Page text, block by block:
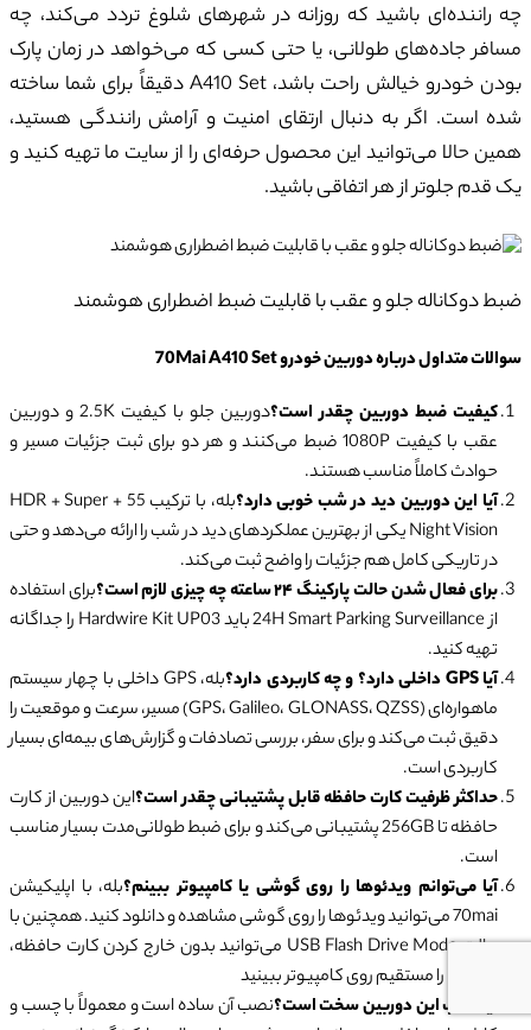
چه راننده‌ای باشید که روزانه در شهرهای شلوغ تردد می‌کند، چه
مسافر جاده‌های طولانی، یا حتی کسی که می‌خواهد در زمان پارک
بودن خودرو خیالش راحت باشد، A410 Set دقیقاً برای شما ساخته
شده است. اگر به دنبال ارتقای امنیت و آرامش رانندگی هستید،
همین حالا می‌توانید این محصول حرفه‌ای را از سایت ما تهیه کنید و
یک قدم جلوتر از هر اتفاقی باشید.
ضبط دوکاناله جلو و عقب با قابلیت ضبط اضطراری هوشمند
سوالات متداول درباره دوربین خودرو 70Mai A410 Set
کیفیت ضبط دوربین چقدر است؟
دوربین جلو با کیفیت 2.5K و دوربین
عقب با کیفیت 1080P ضبط می‌کنند و هر دو برای ثبت جزئیات مسیر و
حوادث کاملاً مناسب هستند.
آیا این دوربین دید در شب خوبی دارد؟
بله، با ترکیب 55 + HDR + Super
Night Vision یکی از بهترین عملکردهای دید در شب را ارائه می‌دهد و حتی
در تاریکی کامل هم جزئیات را واضح ثبت می‌کند.
برای فعال شدن حالت پارکینگ ۲۴ ساعته چه چیزی لازم است؟
برای استفاده
از 24H Smart Parking Surveillance باید Hardwire Kit UP03 را جداگانه
تهیه کنید.
آیا GPS داخلی دارد؟ و چه کاربردی دارد؟
بله، GPS داخلی با چهار سیستم
ماهواره‌ای (GPS، Galileo، GLONASS، QZSS) مسیر، سرعت و موقعیت را
دقیق ثبت می‌کند و برای سفر، بررسی تصادفات و گزارش‌های بیمه‌ای بسیار
کاربردی است.
حداکثر ظرفیت کارت حافظه قابل پشتیبانی چقدر است؟این دوربین از کارت
حافظه تا 256GB پشتیبانی می‌کند و برای ضبط طولانی‌مدت بسیار مناسب
است.
آیا می‌توانم ویدئوها را روی گوشی یا کامپیوتر ببینم؟بله، با اپلیکیشن
70mai می‌توانید ویدئوها را روی گوشی مشاهده و دانلود کنید. همچنین با
حالت USB Flash Drive Mode می‌توانید بدون خارج کردن کارت حافظه،
فایل‌ها را مستقیم روی کامپیوتر ببینید
آیا نصب این دوربین سخت است؟نصب آن ساده است و معمولاً با چسب و